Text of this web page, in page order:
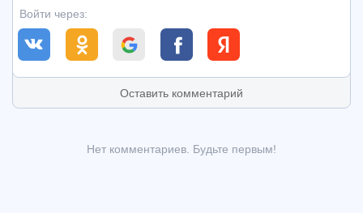
Войти через:
Оставить комментарий
Нет комментариев. Будьте первым!